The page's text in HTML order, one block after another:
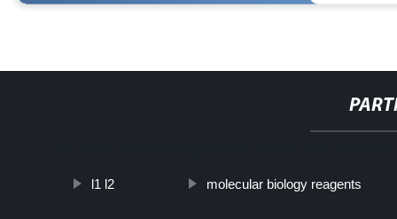
l1 l2 molecular biology reagents